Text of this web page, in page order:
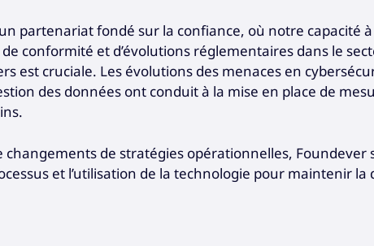
partenariat fondé sur la confiance, où notre capacité
conformité et d’évolutions réglementaires dans le
est cruciale. Les évolutions des menaces en
des données ont conduit à la mise en place de
changements de stratégies opérationnelles, Foundever
et l’utilisation de la technologie pour maintenir la